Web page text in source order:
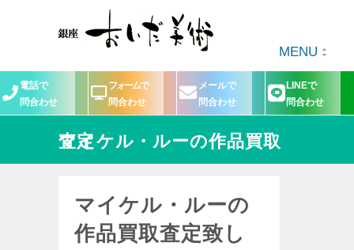
MENU
電話で
問合わせ
フォームで
問合わせ
メールで
問合わせ
LINEで
問合わせ
マイケル・ルーの作品買取査定
マイケル・ルーの
作品買取査定致し